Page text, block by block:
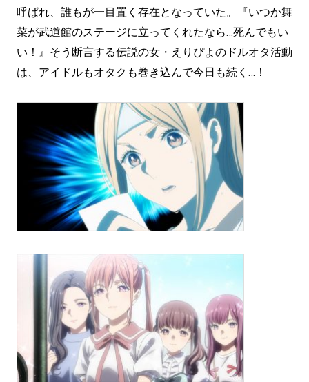
呼ばれ、誰もが一目置く存在となっていた。『いつか舞
菜が武道館のステージに立ってくれたなら…死んでもい
い！』そう断言する伝説の女・えりぴよのドルオタ活動
は、アイドルもオタクも巻き込んで今日も続く…！